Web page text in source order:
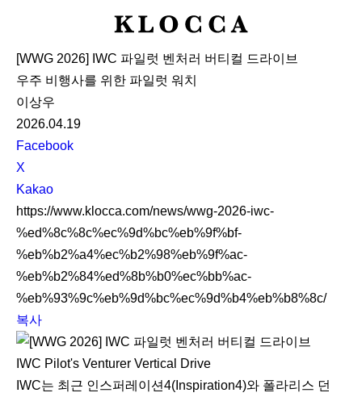
K
O
C
[WWG 2026] IWC 파일럿 벤처러 버티컬 드라이브
우주 비행사를 위한 파일럿 워치
이상우
2026.04.19
S
N
S
S
h
a
r
e
Facebook
X
Kakao
https://www.klocca.com/news/wwg-2026-iwc-
%ed%8c%8c%ec%9d%bc%eb%9f%bf-
%eb%b2%a4%ec%b2%98%eb%9f%ac-
%eb%b2%84%ed%8b%b0%ec%bb%ac-
%eb%93%9c%eb%9d%bc%ec%9d%b4%eb%b8%8c/
복사
IWC Pilot's Venturer Vertical Drive
IWC는 최근 인스퍼레이션4(Inspiration4)와 폴라리스 던